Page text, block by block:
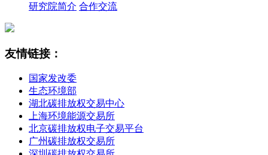
研究院简介 合作交流
友情链接：
国家发改委
生态环境部
湖北碳排放权交易中心
上海环境能源交易所
北京碳排放权电子交易平台
广州碳排放权交易所